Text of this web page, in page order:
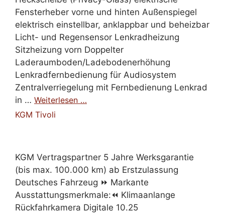
Fensterheber vorne und hinten Außenspiegel
elektrisch einstellbar, anklappbar und beheizbar
Licht- und Regensensor Lenkradheizung
Sitzheizung vorn Doppelter
Laderaumboden/Ladebodenerhöhung
Lenkradfernbedienung für Audiosystem
Zentralverriegelung mit Fernbedienung Lenkrad
in … Weiterlesen …
KGM Tivoli
KGM Vertragspartner 5 Jahre Werksgarantie
(bis max. 100.000 km) ab Erstzulassung
Deutsches Fahrzeug ⏩ Markante
Ausstattungsmerkmale:⏪ Klimaanlange
Rückfahrkamera Digitale 10.25